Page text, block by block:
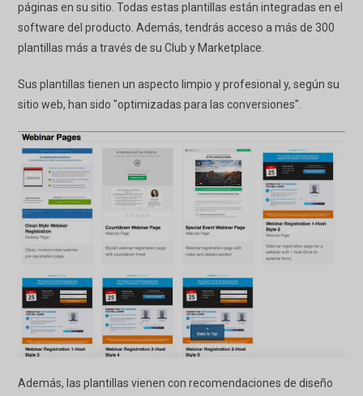
páginas en su sitio. Todas estas plantillas están integradas en el
software del producto. Además, tendrás acceso a más de 300
plantillas más a través de su Club y Marketplace.
Sus plantillas tienen un aspecto limpio y profesional y, según su
sitio web, han sido "optimizadas para las conversiones".
Además, las plantillas vienen con recomendaciones de diseño